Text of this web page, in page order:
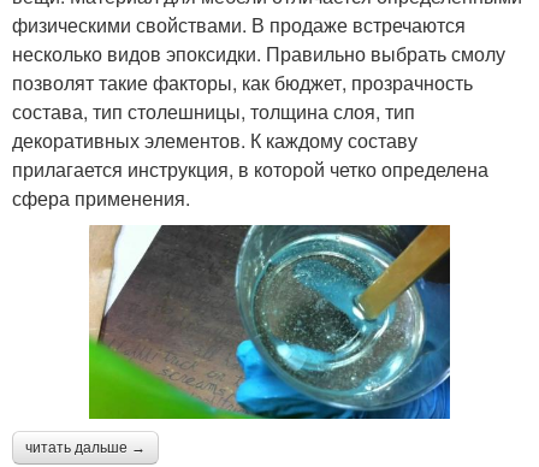
физическими свойствами. В продаже встречаются
несколько видов эпоксидки. Правильно выбрать смолу
позволят такие факторы, как бюджет, прозрачность
состава, тип столешницы, толщина слоя, тип
декоративных элементов. К каждому составу
прилагается инструкция, в которой четко определена
сфера применения.
читать дальше →